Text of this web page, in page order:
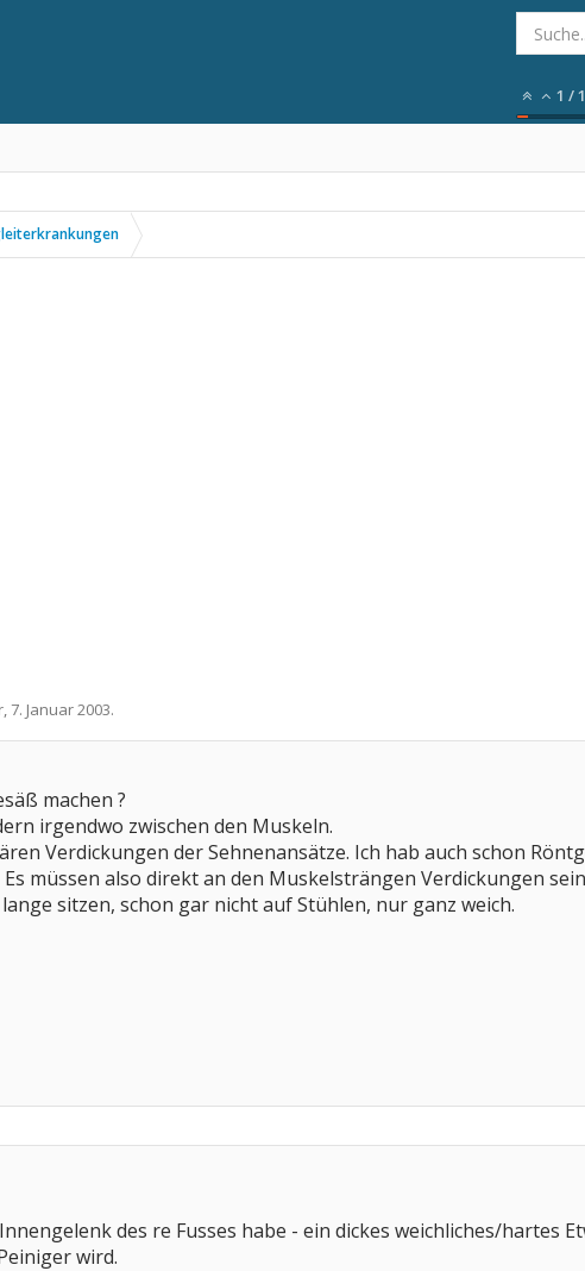
1 /
, 7. Januar 2003.
machen ?
irgendwo zwischen den Muskeln.
Verdickungen der Sehnenansätze. Ich hab auch schon
müssen also direkt an den Muskelsträngen Verdickungen
sitzen, schon gar nicht auf Stühlen, nur ganz weich.
des re Fusses habe - ein dickes weichliches/hartes
wird.